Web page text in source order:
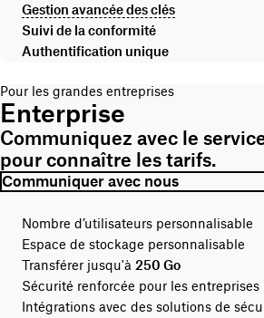
Gestion avancée des clés
Suivi de la conformité
Authentification unique
Pour les grandes entreprises
Enterprise
Communiquez avec le
pour connaître les tarifs.
Communiquer avec nous
Nombre d’utilisateurs personnalisable
Espace de stockage personnalisable
Transférer jusqu'à 250 Go
Sécurité renforcée pour les entreprises
Intégrations avec des solutions de